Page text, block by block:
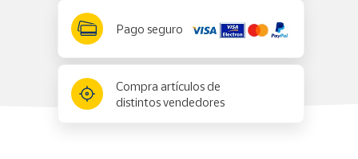
Pago seguro
Compra artículos de
distintos vendedores